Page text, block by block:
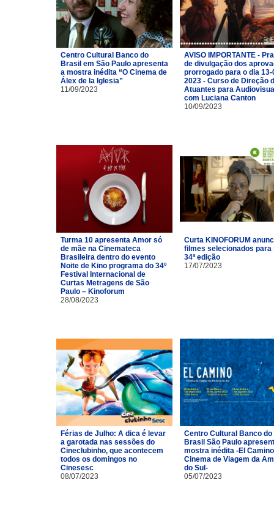
Centro Cultural Banco do
Brasil em São Paulo apresenta
a mostra inédita “O Cinema de
Álex de la Iglesia”
11/09/2023
AVISO IMPORTANTE -
de divulgação dos
prorrogado para o dia 13-
2023 - Curso de Direção
Atuantes para
com Luciana Canton
10/09/2023
Turma 10 apresenta Amor só
de mãe na Cinemateca
Brasileira dentro do evento
Noite de Kino programa do 34º
Festival Internacional de
Curtas Metragens de São
Paulo – Kinoforum
28/08/2023
Curta KINOFORUM
filmes selecionados para
34ª edição
17/07/2023
Férias de Julho: A dica é levar
a garotada nas sessões do
Cineclubinho, que acontecem
todos os domingos no
Cinesesc
08/07/2023
Centro Cultural Banco do
Brasil São Paulo
mostra inédita -El
Cinema de Viagem da
do Sul-
05/07/2023